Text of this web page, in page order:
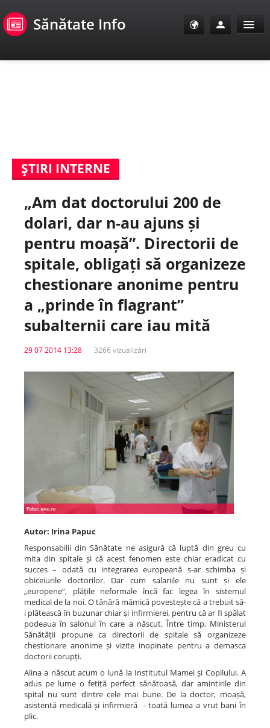
Sănătate Info
E-Sănătate Pacienți
E-Sănătate Medici
E-Sănătate Instituții
Tuberculoza Info
Spitale.MD
Centrul PAS
ŞTIRI INTERNE
„Am dat doctorului 200 de
dolari, dar n-au ajuns și
pentru moașă”. Directorii de
spitale, obligați să organizeze
chestionare anonime pentru
a „prinde în flagrant”
subalternii care iau mită
29 07 2014 13:28 3266 vizualizări
Autor: Irina Papuc
Responsabilii din Sănătate ne asigură că luptă din greu cu
mita din spitale și că acest fenomen este chiar eradicat cu
succes – odată cu integrarea europeană s-ar schimba și
obiceiurile doctorilor. Dar cum salariile nu sunt și ele
„europene”, plățile neformale încă fac legea în sistemul
medical de la noi. O tânără mămică povestește că a trebuit să-
i plătească în buzunar chiar și infirmierei, pentru că ar fi spălat
podeaua în salonul în care a născut. Între timp, Ministerul
Sănătății propune ca directorii de spitale să organizeze
chestionare anonime și vizite inopinate pentru a demasca
doctorii corupți.
Alina a născut acum o lună la Institutul Mamei și Copilului. A
adus pe lume o fetiță perfect sănătoasă, dar amintirile din
spital nu sunt dintre cele mai bune. De la doctor, moașă,
asistentă medicală și infirmieră - toată lumea a vrut bani în
plic.